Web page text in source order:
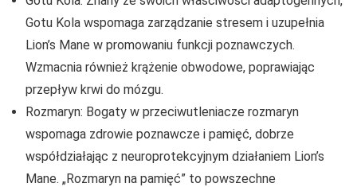
Gotu Kola wspomaga zarządzanie stresem i uzupełnia
Lion’s Mane w promowaniu funkcji poznawczych.
Wzmacnia również krążenie obwodowe, poprawiając
przepływ krwi do mózgu.
Rozmaryn: Bogaty w przeciwutleniacze rozmaryn
wspomaga zdrowie poznawcze i pamięć, dobrze
współdziałając z neuroprotekcyjnym działaniem Lion’s
Mane. „Rozmaryn na pamięć” to powszechne